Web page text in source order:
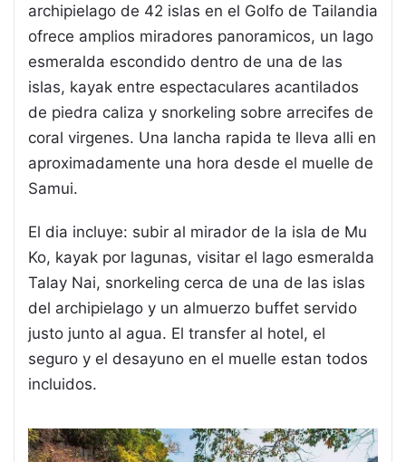
archipielago de 42 islas en el Golfo de Tailandia
ofrece amplios miradores panoramicos, un lago
esmeralda escondido dentro de una de las
islas, kayak entre espectaculares acantilados
de piedra caliza y snorkeling sobre arrecifes de
coral virgenes. Una lancha rapida te lleva alli en
aproximadamente una hora desde el muelle de
Samui.
El dia incluye: subir al mirador de la isla de Mu
Ko, kayak por lagunas, visitar el lago esmeralda
Talay Nai, snorkeling cerca de una de las islas
del archipielago y un almuerzo buffet servido
justo junto al agua. El transfer al hotel, el
seguro y el desayuno en el muelle estan todos
incluidos.